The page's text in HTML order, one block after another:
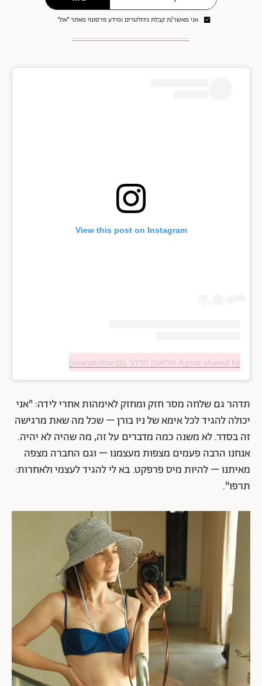
אני מאשר/ת קבלת ניוזלטרים ומידע פרסומי מאתר ״את״
View this post on Instagram
A post shared by אליאנה תדהר (@elianatidhar)
תדהר גם שלחה מסר חזק ומחזק לאימהות אחרי לידה: "אני
יכולה להגיד לכל אימא של ניו בורן – שכל מה שאת מרגישה
זה בסדר. לא משנה כמה מדברים על זה, מה שהיה לא יהיה.
אנחנו הרבה פעמים מצפות מעצמנו – וגם החברה מצפה
מאיתנו – להיות מיס פרפקט. בא לי להגיד לעצמי ולאחרות:
תרפו".